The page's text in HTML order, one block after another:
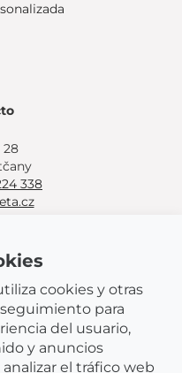
28
338
usted
cookies y otras
para
del usuario,
y anuncios
el tráfico web